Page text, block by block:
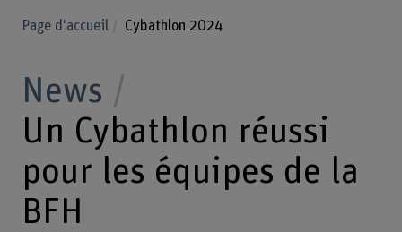
Page d'accueil Cybathlon 2024
News
Un Cybathlon réussi
pour les équipes de la
BFH